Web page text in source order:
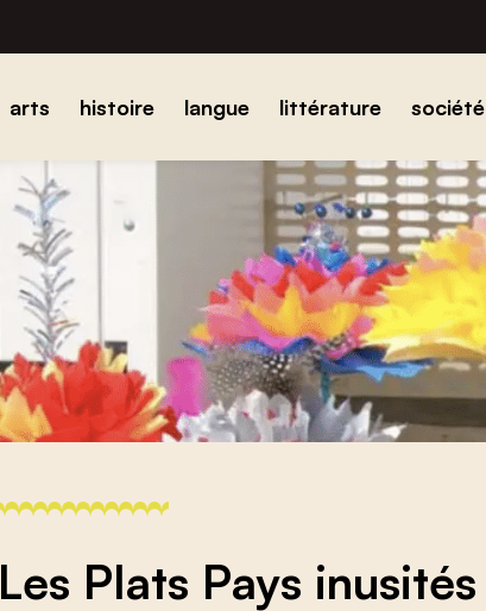
arts histoire langue littérature société
Les Plats Pays inusités